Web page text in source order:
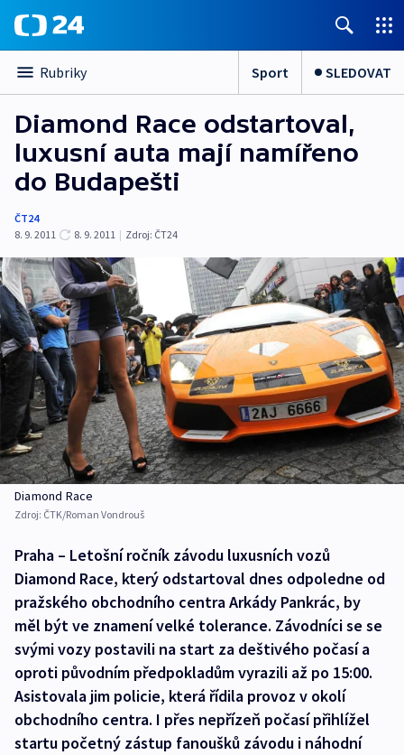
Rubriky Sport SLEDOVAT
Diamond Race odstartoval,
luxusní auta mají namířeno
do Budapešti
ČT24
8. 9. 2011
8. 9. 2011 | Zdroj: ČT24
Diamond Race
Zdroj: ČTK/Roman Vondrouš
Praha – Letošní ročník závodu luxusních vozů
Diamond Race, který odstartoval dnes odpoledne od
pražského obchodního centra Arkády Pankrác, by
měl být ve znamení velké tolerance. Závodníci se se
svými vozy postavili na start za deštivého počasí a
oproti původním předpokladům vyrazili až po 15:00.
Asistovala jim policie, která řídila provoz v okolí
obchodního centra. I přes nepřízeň počasí přihlížel
startu početný zástup fanoušků závodu i náhodní